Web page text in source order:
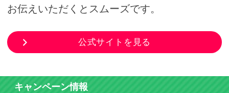
お伝えいただくとスムーズです。
公式サイトを見る
キャンペーン情報